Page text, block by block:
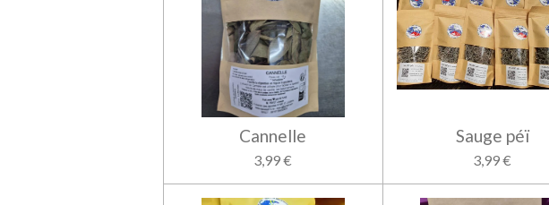
Cannelle
3,99 €
Sauge péï
3,99 €